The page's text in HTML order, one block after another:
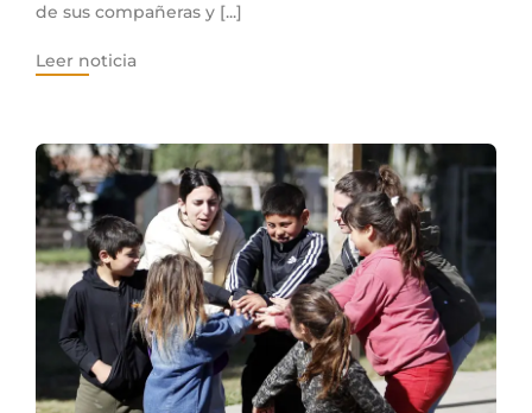
de sus compañeras y [...]
Leer noticia